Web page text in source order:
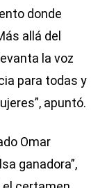
donde
allá del
la voz
para todas y
apuntó.
Omar
ganadora”,